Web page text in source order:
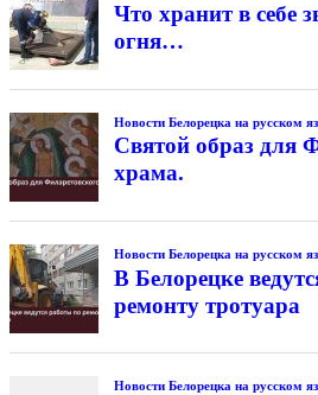
Что хранит в себе
огня…
Новости Белорецка на русском
Святой образ для
храма.
Новости Белорецка на русском
В Белорецке
ремонту тротуара
Новости Белорецка на русском